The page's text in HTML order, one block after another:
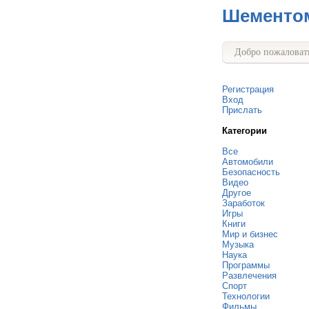
Добро
Регистрация
Вход
Прислать
Категории
Все
Автомобили
Безопасность
Видео
Другое
Заработок
Игры
Книги
Мир и бизнес
Музыка
Наука
Программы
Развлечения
Спорт
Технологии
Фильмы